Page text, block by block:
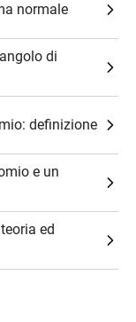
normale
di
definizione
e un
ed